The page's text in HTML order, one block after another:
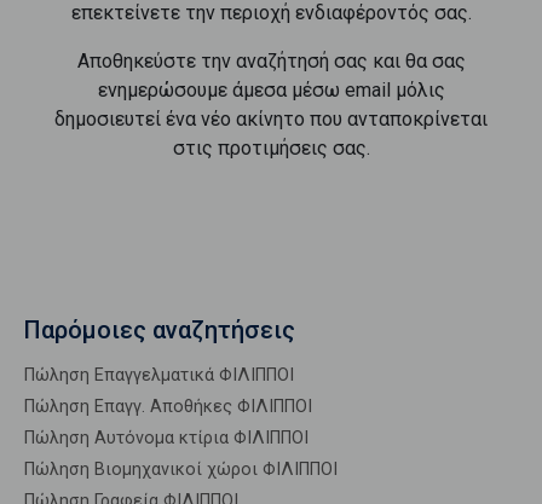
επεκτείνετε την περιοχή ενδιαφέροντός σας.
Αποθηκεύστε την αναζήτησή σας και θα σας
ενημερώσουμε άμεσα μέσω email μόλις
δημοσιευτεί ένα νέο ακίνητο που ανταποκρίνεται
στις προτιμήσεις σας.
Παρόμοιες αναζητήσεις
Πώληση Επαγγελματικά ΦΙΛΙΠΠΟΙ
Πώληση Επαγγ. Αποθήκες ΦΙΛΙΠΠΟΙ
Πώληση Αυτόνομα κτίρια ΦΙΛΙΠΠΟΙ
Πώληση Βιομηχανικοί χώροι ΦΙΛΙΠΠΟΙ